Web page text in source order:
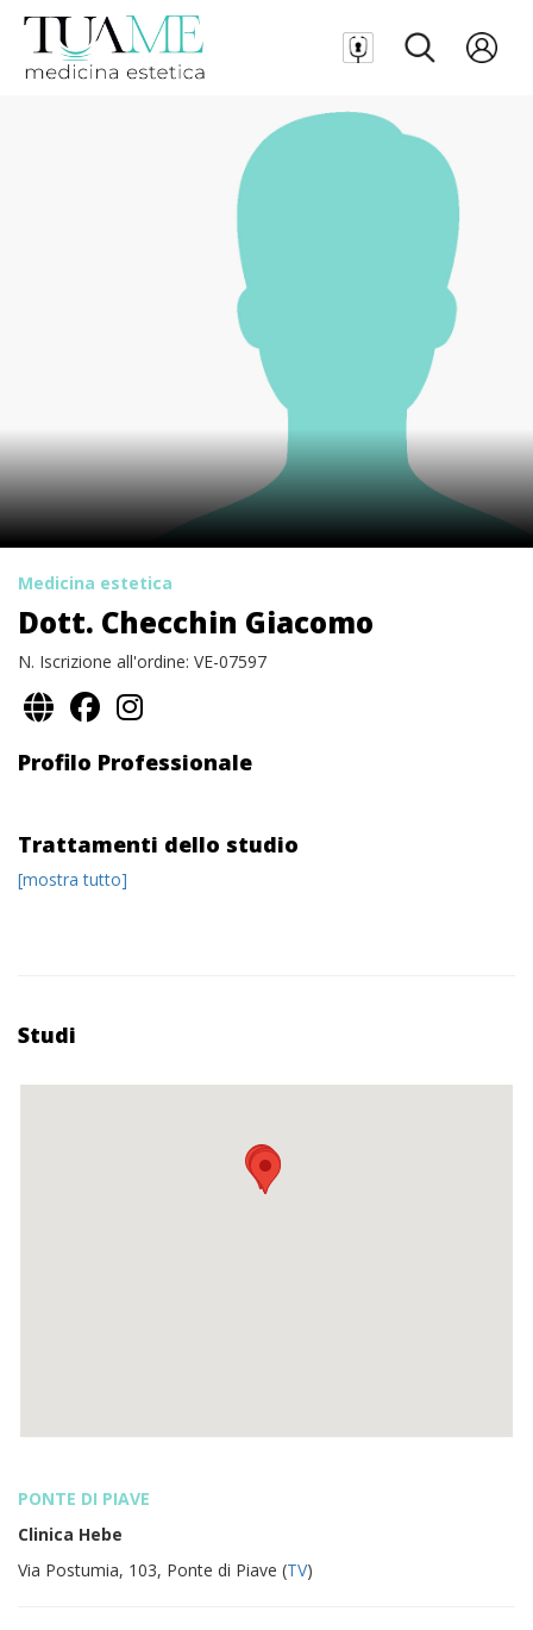
Medicina estetica
Dott. Checchin Giacomo
N. Iscrizione all'ordine: VE-07597
Profilo Professionale
Trattamenti dello studio
[mostra tutto]
Studi
PONTE DI PIAVE
Clinica Hebe
Via Postumia, 103, Ponte di Piave (TV)